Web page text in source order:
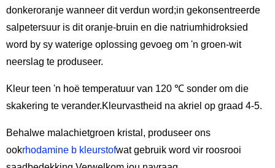
donkeroranje wanneer dit verdun word;in gekonsentreerde
salpetersuur is dit oranje-bruin en die natriumhidroksied
word by sy waterige oplossing gevoeg om 'n groen-wit
neerslag te produseer.
Kleur teen 'n hoë temperatuur van 120 ℃ sonder om die
skakering te verander.Kleurvastheid na akriel op graad 4-5.
Behalwe malachietgroen kristal, produseer ons
ookrhodamine b kleurstofwat gebruik word vir roosrooi